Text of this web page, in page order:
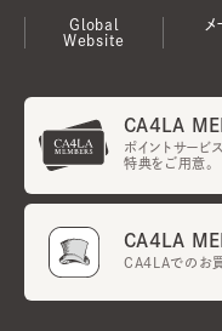
Global
Website
CA4LA
ポイントサービ
特典をご用意。
CA4LA
CA4LAでのお買